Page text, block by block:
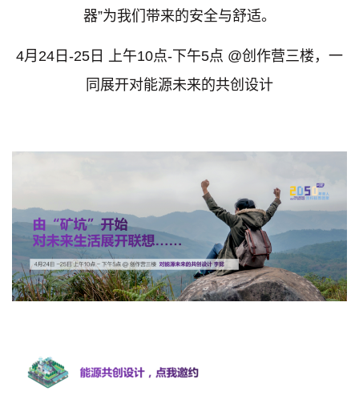
器”为我们带来的安全与舒适。
4月24日-25日 上午10点-下午5点 @创作营三楼，一
同展开对能源未来的共创设计